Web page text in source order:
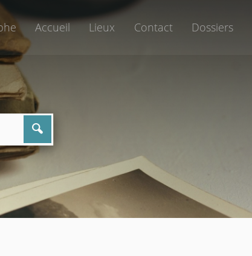
Accueil Lieux Contact Dossiers